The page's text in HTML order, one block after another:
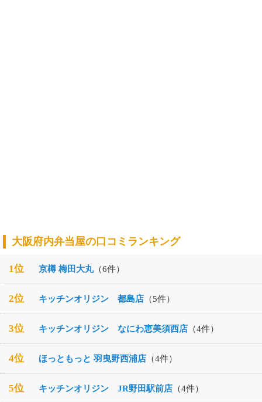
大阪府内弁当屋の口コミランキング
1位 京樽 梅田大丸（6件）
2位 キッチンオリジン 都島店 （5件）
3位 キッチンオリジン なにわ恵美須西店 （4件）
4位 ほっともっと 羽曳野西浦店 （4件）
5位 キッチンオリジン JR野田駅前店 （4件）